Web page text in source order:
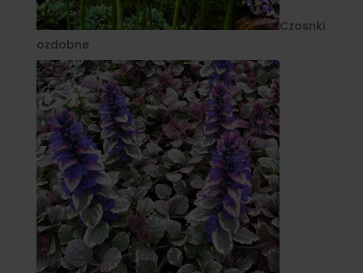
Czosnki
ozdobne